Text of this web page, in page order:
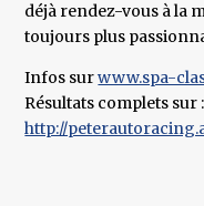
déjà rendez-vous à la
toujours plus
Infos surwww.spa-
Résultats complets sur :
http://